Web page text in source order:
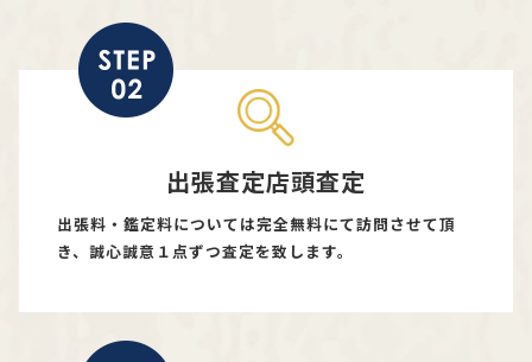
出張査定店頭査定
出張料・鑑定料については完全無料にて訪問させて頂
き、誠心誠意１点ずつ査定を致します。